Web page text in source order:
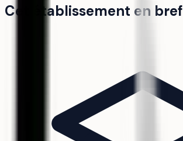
Cet établissement en bref